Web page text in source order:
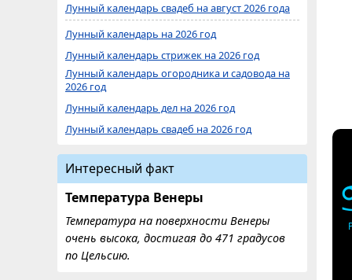
Лунный календарь свадеб на август 2026 года
Лунный календарь на 2026 год
Лунный календарь стрижек на 2026 год
Лунный календарь огородника и садовода на
2026 год
Лунный календарь дел на 2026 год
Лунный календарь свадеб на 2026 год
Интересный факт
Температура Венеры
Температура на поверхности Венеры
очень высока, достигая до 471 градусов
по Цельсию.